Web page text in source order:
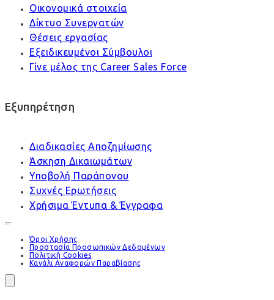
Οικονομικά στοιχεία
Δίκτυο Συνεργατών
Θέσεις εργασίας
Εξειδικευμένοι Σύμβουλοι
Γίνε μέλος της Career Sales Force
Εξυπηρέτηση
Διαδικασίες Αποζημίωσης
Άσκηση Δικαιωμάτων
Υποβολή Παράπονου
Συχνές Ερωτήσεις
Χρήσιμα Έντυπα & Έγγραφα
Όροι Χρήσης
Προστασία Προσωπικών Δεδομένων
Πολιτική Cookies
Κανάλι Αναφορών Παραβίασης